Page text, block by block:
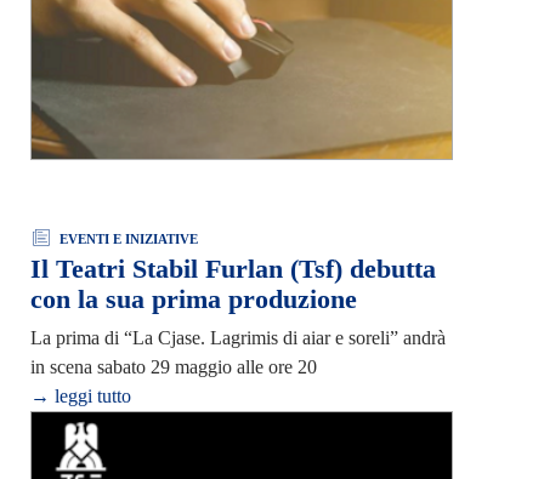
EVENTI E INIZIATIVE
Il Teatri Stabil Furlan (Tsf) debutta
con la sua prima produzione
La prima di “La Cjase. Lagrimis di aiar e soreli” andrà
in scena sabato 29 maggio alle ore 20
→ leggi tutto